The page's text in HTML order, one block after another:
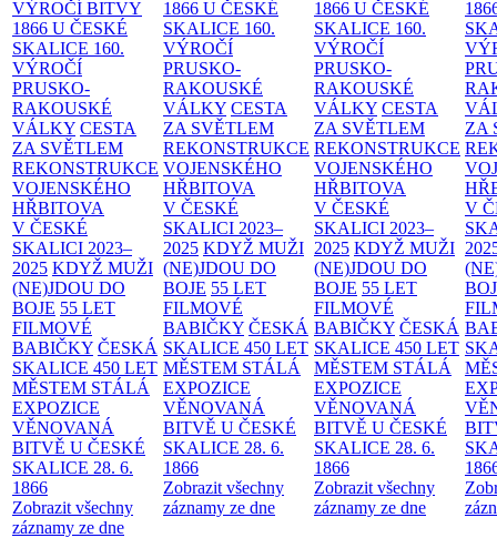
VÝROČÍ BITVY
1866 U ČESKÉ
SKALICE 160.
VÝROČÍ
PRUSKO-
RAKOUSKÉ
VÁLKY CESTA
ZA SVĚTLEM
REKONSTRUKCE
VOJENSKÉHO
HŘBITOVA
V ČESKÉ
SKALICI 2023–
2025 KDYŽ MUŽI
(NE)JDOU DO
BOJE 55 LET
FILMOVÉ
BABIČKY ČESKÁ
SKALICE 450 LET
MĚSTEM STÁLÁ
EXPOZICE
VĚNOVANÁ
BITVĚ U ČESKÉ
SKALICE 28. 6.
1866
Zobrazit všechny
záznamy ze dne
1866 U ČESKÉ
SKALICE 160.
VÝROČÍ
PRUSKO-
RAKOUSKÉ
VÁLKY CESTA
ZA SVĚTLEM
REKONSTRUKCE
VOJENSKÉHO
HŘBITOVA
V ČESKÉ
SKALICI 2023–
2025 KDYŽ MUŽI
(NE)JDOU DO
BOJE 55 LET
FILMOVÉ
BABIČKY ČESKÁ
SKALICE 450 LET
MĚSTEM STÁLÁ
EXPOZICE
VĚNOVANÁ
BITVĚ U ČESKÉ
SKALICE 28. 6.
1866
Zobrazit všechny
záznamy ze dne
1866 U ČESKÉ
SKALICE 160.
VÝROČÍ
PRUSKO-
RAKOUSKÉ
VÁLKY CESTA
ZA SVĚTLEM
REKONSTRUKCE
VOJENSKÉHO
HŘBITOVA
V ČESKÉ
SKALICI 2023–
2025 KDYŽ MUŽI
(NE)JDOU DO
BOJE 55 LET
FILMOVÉ
BABIČKY ČESKÁ
SKALICE 450 LET
MĚSTEM STÁLÁ
EXPOZICE
VĚNOVANÁ
BITVĚ U ČESKÉ
SKALICE 28. 6.
1866
Zobrazit všechny
záznamy ze dne
ZA
V